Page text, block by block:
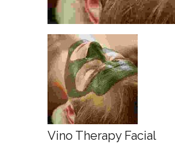
Vino Therapy Facial